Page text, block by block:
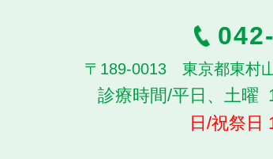
〒189-0013 東京都東村
診療時間/平日、土曜
日/祝祭日